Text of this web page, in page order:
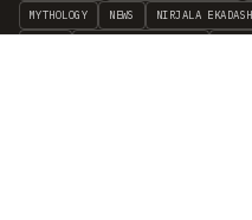
MYTHOLOGY NEWS NIRJALA